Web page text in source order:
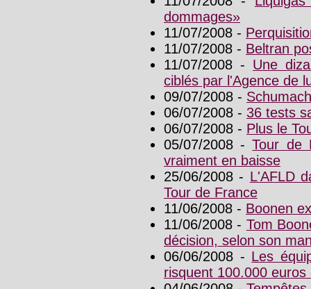
dommages»
11/07/2008 -
11/07/2008 - Beltran
11/07/2008 - Une
ciblés par l'Agence de
09/07/2008 -
06/07/2008 - 36 tests
06/07/2008 - Plus le
05/07/2008 -Tour de
vraiment en baisse
25/06/2008 - L'AFLD
Tour de France
11/06/2008 - Boonen
11/06/2008 - Tom
décision, selon son
06/06/2008 - Les
risquent 100.000 euros